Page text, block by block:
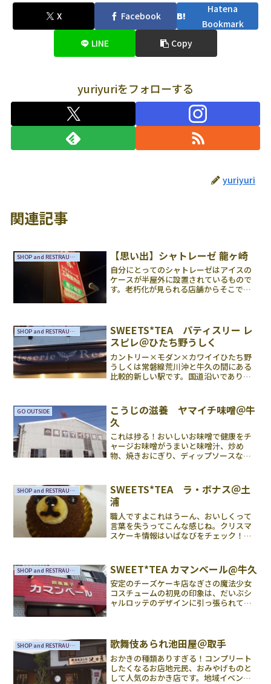
X Facebook
Hatena
Bookmark
LINE
Copy
yuriyuriをフォローする
yuriyuri
関連記事
SHOP and RESTRAUNTS 【思い出】シャトレーゼ 龍ヶ崎
自分にとってのシャトレーゼはアイスの
ケースが半屋外に設置されているもので
す。老朽化が見られる店舗からそこで過
それはそれで素敵なもので...
SHOP and RESTRAUNTS
SWEETS*TEA パティスリー レ
スピレ＠ひたち野うしく
カントリー×モダン×カワイイひたち野
うしくは常磐線荒川沖と牛久の間にある
比較的新しい駅です。国道沿いであり、
住宅街、マンション、アパートが急増し
ました。取手以北で最も近...
GO OUTSIDE
こうじの滋養 ヤマイチ味噌＠牛
久
これは捗る！おいしいお味噌で健康をチ
ャージお味噌がうまいと味噌汁、炒め
物、焼きおにぎり、ディップソースなど
を感じたらおいしいお味噌を冷蔵庫に＋
して、気分をあげていきまし...
SHOP and RESTRAUNTS
SWEETS*TEA ラ・ボナス＠土
浦
職人ですよこれはうーん、おいしくって
言葉を失うってこんな感じね。クリスマ
スケーキ情報はいばなびをチェック！乙
てしまいます、もし有名になって、お客
さんが押し寄せるように...
SHOP and RESTRAUNTS SWEET*TEA カマンベール@牛久
安定のチーズケーキ店なぎさの魔法少女
コスチュームの初見の印象は、だいぶシ
ャルロッテのデザインに引っ張られてい
としてのなぎさの設定を知...
SHOP and RESTRAUNTS 歌舞伎あられ池田屋＠取手
おかきの種類ありすぎる！コンプリート
したくなるお店地元民、おみやげものと
して人気のおかき店です。地域イベント